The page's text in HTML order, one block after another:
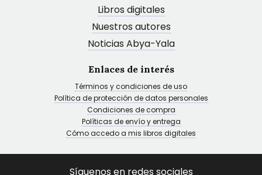
Libros digitales
Nuestros autores
Noticias Abya-Yala
Enlaces de interés
Términos y condiciones de uso
Política de protección de datos personales
Condiciones de compra
Políticas de envío y entrega
Cómo accedo a mis libros digitales
Síguenos en redes sociales